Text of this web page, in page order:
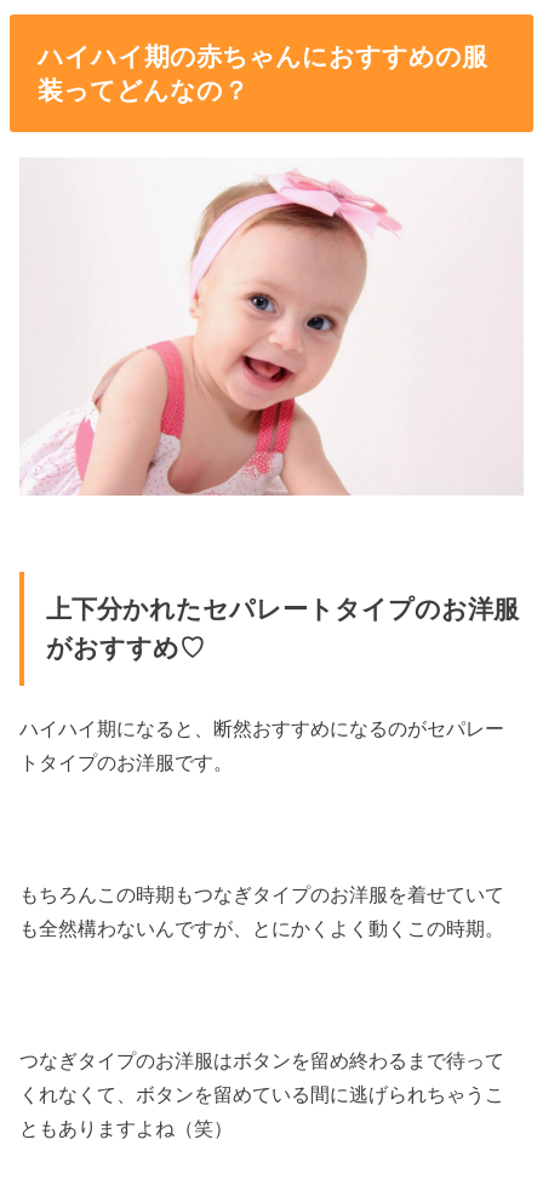
ハイハイ期の赤ちゃんにおすすめの服
装ってどんなの？
上下分かれたセパレートタイプのお洋服
がおすすめ♡
ハイハイ期になると、断然おすすめになるのがセパレー
トタイプのお洋服です。
もちろんこの時期もつなぎタイプのお洋服を着せていて
も全然構わないんですが、とにかくよく動くこの時期。
つなぎタイプのお洋服はボタンを留め終わるまで待って
くれなくて、ボタンを留めている間に逃げられちゃうこ
ともありますよね（笑）